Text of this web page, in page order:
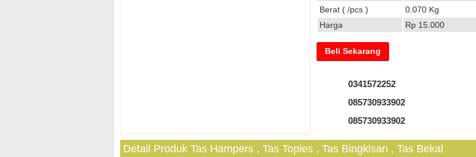
Berat ( /pcs )
0.070 Kg
Harga
Rp 15.000
Beli Sekarang
0341572252
085730933902
085730933902
Detail Produk Tas Hampers , Tas Toples , Tas Bingkisan , Tas Bekal